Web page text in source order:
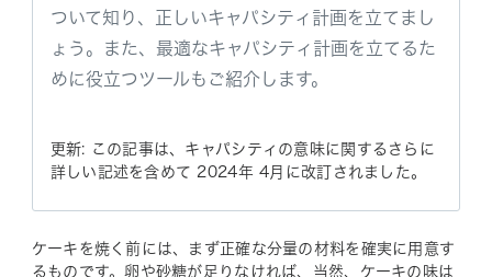
ついて知り、正しいキャパシティ計画を立てまし
ょう。また、最適なキャパシティ計画を立てるた
めに役立つツールもご紹介します。
更新: この記事は、キャパシティの意味に関するさらに
詳しい記述を含めて 2024年 4月に改訂されました。
ケーキを焼く前には、まず正確な分量の材料を確実に用意す
るものです。卵や砂糖が足りなければ、当然、ケーキの味は